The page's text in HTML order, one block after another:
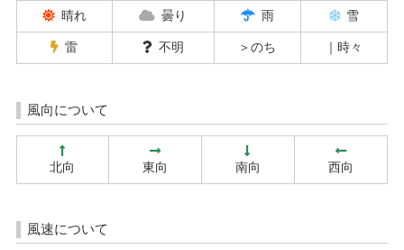
晴れ 曇り 雨 雪
雷 不明 ＞のち ｜時々
風向について
北向 東向 南向 西向
風速について